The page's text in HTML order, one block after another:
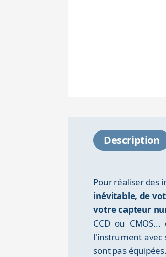
Description
Pour réaliser des
inévitable, de
votre capteur
CCD ou
l'instrument avec
sont pas équipées.